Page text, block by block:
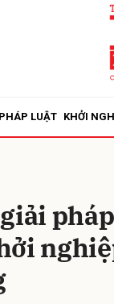
PHÁP LUẬT KHỞI